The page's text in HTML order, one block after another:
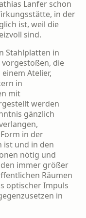
Lanfer schon
in der
ist, weil die
sind.
Stahlplat­ten in
die
Atelier,
in
mit
werden
gänzlich
in der
ist und in den
nötig und
immer größer
Räumen
optischer Impuls
in